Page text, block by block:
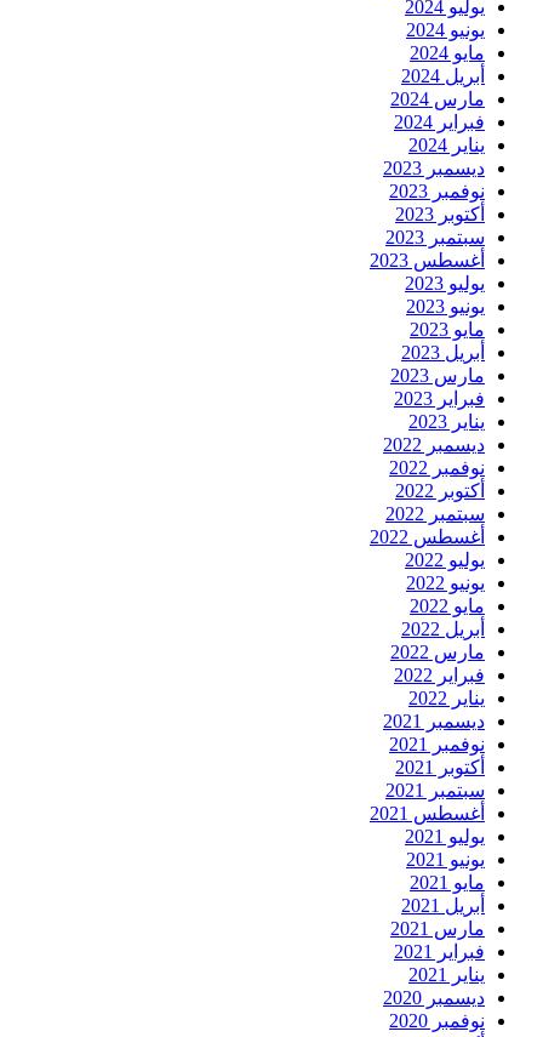
يوليو 2024
يونيو 2024
مايو 2024
أبريل 2024
مارس 2024
فبراير 2024
يناير 2024
ديسمبر 2023
نوفمبر 2023
أكتوبر 2023
سبتمبر 2023
أغسطس 2023
يوليو 2023
يونيو 2023
مايو 2023
أبريل 2023
مارس 2023
فبراير 2023
يناير 2023
ديسمبر 2022
نوفمبر 2022
أكتوبر 2022
سبتمبر 2022
أغسطس 2022
يوليو 2022
يونيو 2022
مايو 2022
أبريل 2022
مارس 2022
فبراير 2022
يناير 2022
ديسمبر 2021
نوفمبر 2021
أكتوبر 2021
سبتمبر 2021
أغسطس 2021
يوليو 2021
يونيو 2021
مايو 2021
أبريل 2021
مارس 2021
فبراير 2021
يناير 2021
ديسمبر 2020
نوفمبر 2020